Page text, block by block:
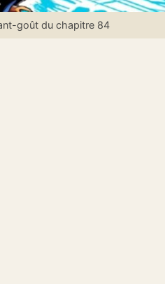
goût du chapitre 84